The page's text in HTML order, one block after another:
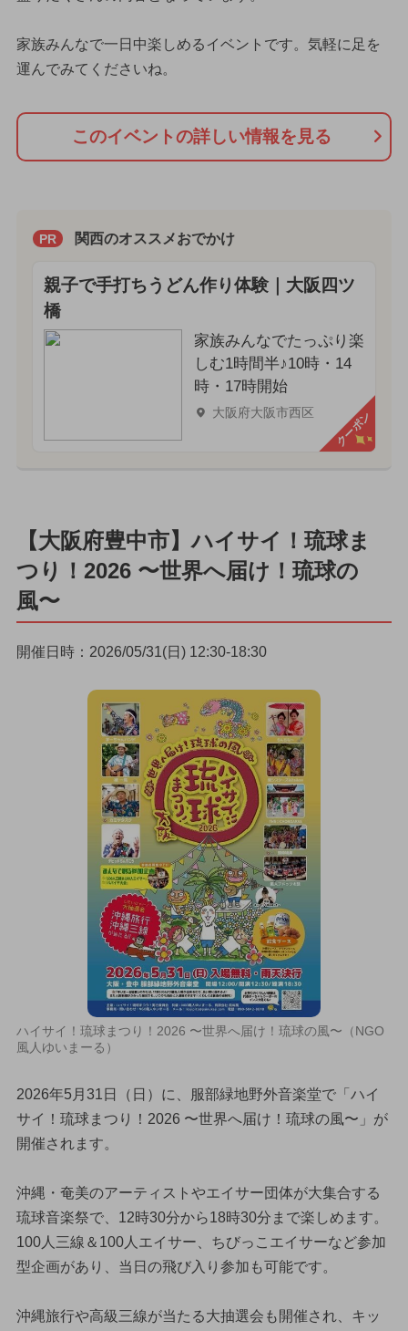
家族みんなで一日中楽しめるイベントです。気軽に足を
運んでみてくださいね。
このイベントの詳しい情報を見る
PR 関西のオススメおでかけ
親子で手打ちうどん作り体験｜大阪四ツ
橋
家族みんなでたっぷり楽
しむ1時間半♪10時・14
時・17時開始
大阪府大阪市西区 クーポン
【大阪府豊中市】ハイサイ！琉球ま
つり！2026 〜世界へ届け！琉球の
風〜
開催日時：2026/05/31(日) 12:30-18:30
ハイサイ！琉球まつり！2026 〜世界へ届け！琉球の風〜（NGO
風人ゆいまーる）
2026年5月31日（日）に、服部緑地野外音楽堂で「ハイ
サイ！琉球まつり！2026 〜世界へ届け！琉球の風〜」が
開催されます。
沖縄・奄美のアーティストやエイサー団体が大集合する
琉球音楽祭で、12時30分から18時30分まで楽しめます。
100人三線＆100人エイサー、ちびっこエイサーなど参加
型企画があり、当日の飛び入り参加も可能です。
沖縄旅行や高級三線が当たる大抽選会も開催され、キッ